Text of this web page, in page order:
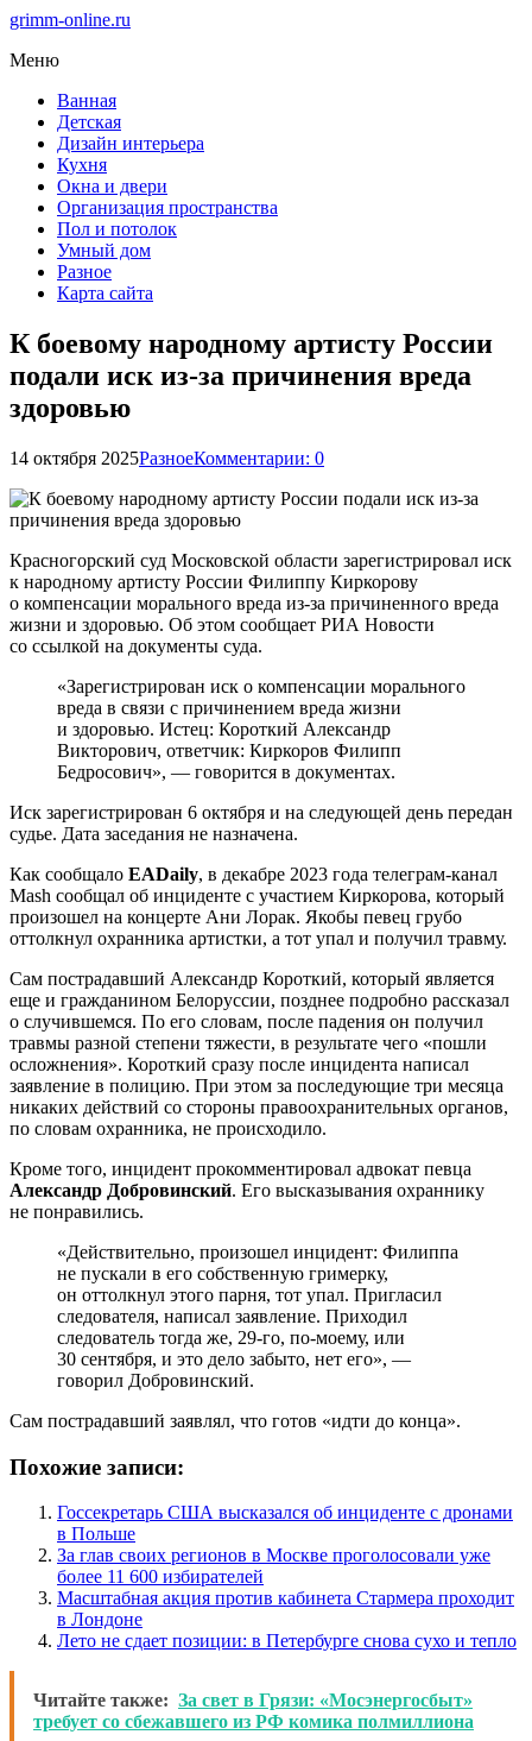
grimm-online.ru
Меню
Ванная
Детская
Дизайн интерьера
Кухня
Окна и двери
Организация пространства
Пол и потолок
Умный дом
Разное
Карта сайта
К боевому народному артисту России
подали иск из-за причинения вреда
здоровью
14 октября 2025РазноеКомментарии: 0
Красногорский суд Московской области зарегистрировал иск
к народному артисту России Филиппу Киркорову
о компенсации морального вреда из-за причиненного вреда
жизни и здоровью. Об этом сообщает РИА Новости
со ссылкой на документы суда.
«Зарегистрирован иск о компенсации морального
вреда в связи с причинением вреда жизни
и здоровью. Истец: Короткий Александр
Викторович, ответчик: Киркоров Филипп
Бедросович», — говорится в документах.
Иск зарегистрирован 6 октября и на следующей день передан
судье. Дата заседания не назначена.
Как сообщало EADaily, в декабре 2023 года телеграм-канал
Mash сообщал об инциденте с участием Киркорова, который
произошел на концерте Ани Лорак. Якобы певец грубо
оттолкнул охранника артистки, а тот упал и получил травму.
Сам пострадавший Александр Короткий, который является
еще и гражданином Белоруссии, позднее подробно рассказал
о случившемся. По его словам, после падения он получил
травмы разной степени тяжести, в результате чего «пошли
осложнения». Короткий сразу после инцидента написал
заявление в полицию. При этом за последующие три месяца
никаких действий со стороны правоохранительных органов,
по словам охранника, не происходило.
Кроме того, инцидент прокомментировал адвокат певца
Александр Добровинский. Его высказывания охраннику
не понравились.
«Действительно, произошел инцидент: Филиппа
не пускали в его собственную гримерку,
он оттолкнул этого парня, тот упал. Пригласил
следователя, написал заявление. Приходил
следователь тогда же, 29-го, по-моему, или
30 сентября, и это дело забыто, нет его», —
говорил Добровинский.
Сам пострадавший заявлял, что готов «идти до конца».
Похожие записи:
Госсекретарь США высказался об инциденте с дронами
в Польше
За глав своих регионов в Москве проголосовали уже
более 11 600 избирателей
Масштабная акция против кабинета Стармера проходит
в Лондоне
Лето не сдает позиции: в Петербурге снова сухо и тепло
Читайте также: За свет в Грязи: «Мосэнергосбыт»
требует со сбежавшего из РФ комика полмиллиона